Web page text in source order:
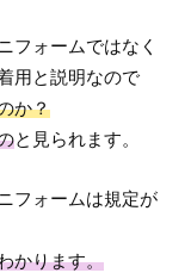
フォームではなく
用と説明なので
か？
と見られます。
フォームは規定が
かります。